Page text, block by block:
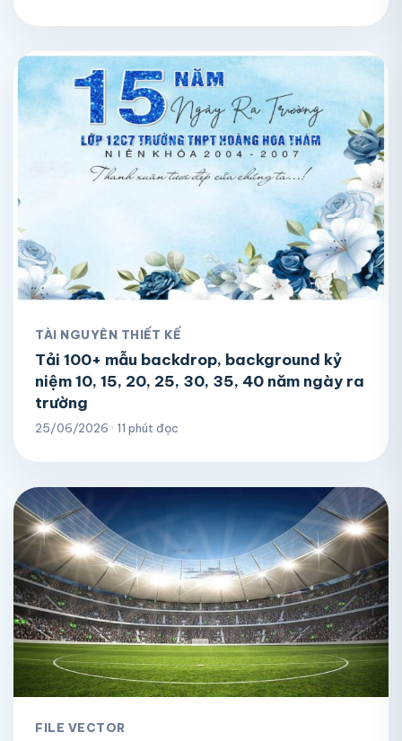
TÀI NGUYÊN THIẾT KẾ
Tải 100+ mẫu backdrop, background kỷ
niệm 10, 15, 20, 25, 30, 35, 40 năm ngày ra
trường
25/06/2026 · 11 phút đọc
FILE VECTOR